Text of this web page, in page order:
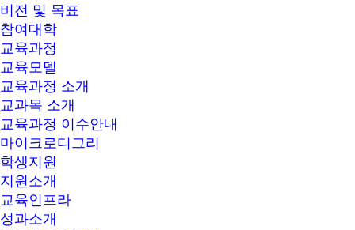
비전 및 목표
참여대학
교육과정
교육모델
교육과정 소개
교과목 소개
교육과정 이수안내
마이크로디그리
학생지원
지원소개
교육인프라
성과소개